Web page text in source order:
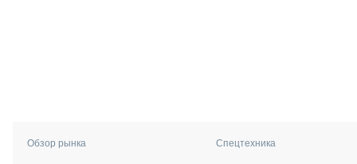
Обзор рынка Спецтехника